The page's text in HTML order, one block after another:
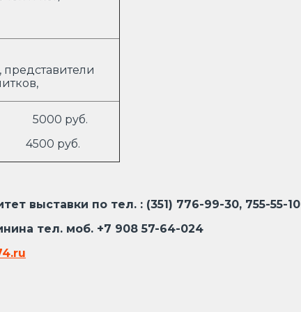
представители
руб.
руб.
по тел. : (351) 776-99-30, 755-55-10
моб. +7 908 57-64-024